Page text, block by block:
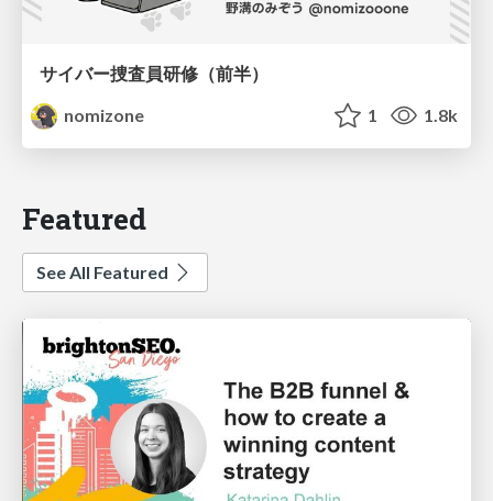
サイバー捜査員研修（前半）
nomizone
1 1.8k
Featured
See All Featured